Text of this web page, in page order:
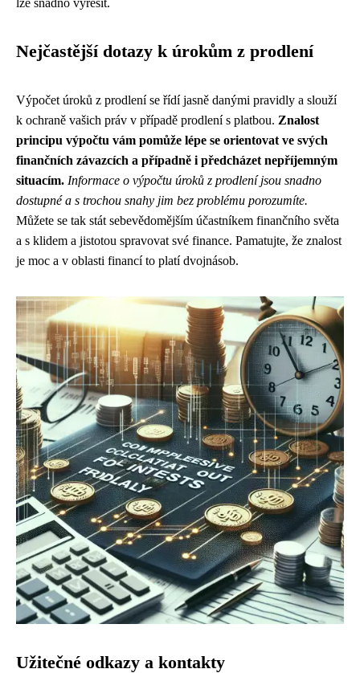
lze snadno vyřešit.
Nejčastější dotazy k úrokům z prodlení
Výpočet úroků z prodlení se řídí jasně danými pravidly a slouží
k ochraně vašich práv v případě prodlení s platbou. Znalost
principu výpočtu vám pomůže lépe se orientovat ve svých
finančních závazcích a případně i předcházet nepříjemným
situacím. Informace o výpočtu úroků z prodlení jsou snadno
dostupné a s trochou snahy jim bez problému porozumíte.
Můžete se tak stát sebevědomějším účastníkem finančního světa
a s klidem a jistotou spravovat své finance. Pamatujte, že znalost
je moc a v oblasti financí to platí dvojnásob.
Užitečné odkazy a kontakty